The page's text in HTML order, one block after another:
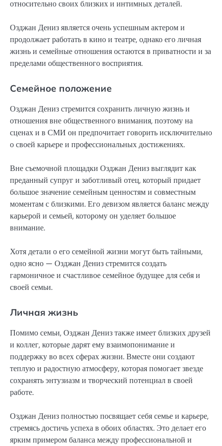
относительно своих близких и интимных деталей.
Озджан Дениз является очень успешным актером и
продолжает работать в кино и театре, однако его личная
жизнь и семейные отношения остаются в приватности и за
пределами общественного восприятия.
Семейное положение
Озджан Дениз стремится сохранить личную жизнь и
отношения вне общественного внимания, поэтому на
сценах и в СМИ он предпочитает говорить исключительно
о своей карьере и профессиональных достижениях.
Вне съемочной площадки Озджан Дениз выглядит как
преданный супруг и заботливый отец, который придает
большое значение семейным ценностям и совместным
моментам с близкими. Его девизом является баланс между
карьерой и семьей, которому он уделяет большое
внимание.
Хотя детали о его семейной жизни могут быть тайными,
одно ясно — Озджан Дениз стремится создать
гармоничное и счастливое семейное будущее для себя и
своей семьи.
Личная жизнь
Помимо семьи, Озджан Дениз также имеет близких друзей
и коллег, которые дарят ему взаимопонимание и
поддержку во всех сферах жизни. Вместе они создают
теплую и радостную атмосферу, которая помогает звезде
сохранять энтузиазм и творческий потенциал в своей
работе.
Озджан Дениз полностью посвящает себя семье и карьере,
стремясь достичь успеха в обоих областях. Это делает его
ярким примером баланса между профессиональной и